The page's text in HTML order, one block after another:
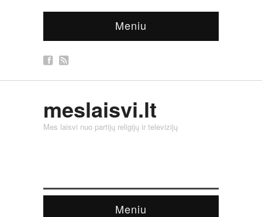
Meniu
meslaisvi.lt
Mes laisvi nuo partijų religijų ir televizijų
Meniu